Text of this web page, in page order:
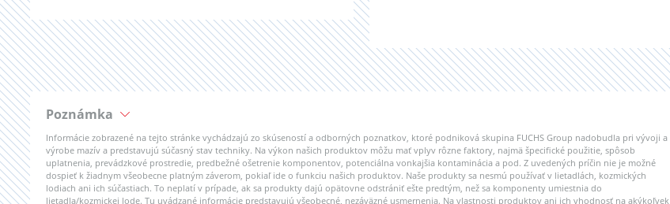
Poznámka
Informácie zobrazené na tejto stránke vychádzajú zo skúseností a odborných poznatkov, ktoré podniková skupina FUCHS Group nadobudla pri vývoji a
výrobe mazív a predstavujú súčasný stav techniky. Na výkon našich produktov môžu mať vplyv rôzne faktory, najmä špecifické použitie, spôsob
uplatnenia, prevádzkové prostredie, predbežné ošetrenie komponentov, potenciálna vonkajšia kontaminácia a pod. Z uvedených príčin nie je možné
dospieť k žiadnym všeobecne platným záverom, pokiaľ ide o funkciu našich produktov. Naše produkty sa nesmú používať v lietadlách, kozmických
lodiach ani ich súčastiach. To neplatí v prípade, ak sa produkty dajú opätovne odstrániť ešte predtým, než sa komponenty umiestnia do
lietadla/kozmickej lode. Tu uvádzané informácie predstavujú všeobecné, nezáväzné usmernenia. Na vlastnosti produktov ani ich vhodnosť na akýkoľvek